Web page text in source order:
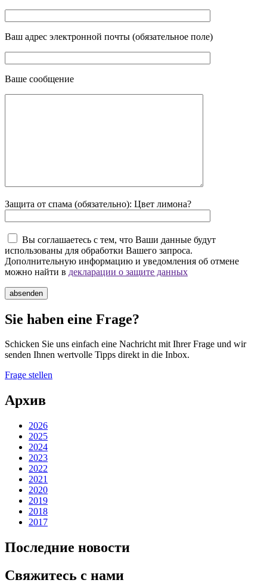
Ваш адрес электронной почты (обязательное поле)
Ваше сообщение
Защита от спама (обязательно): Цвет лимона?
Вы соглашаетесь с тем, что Ваши данные будут
использованы для обработки Вашего запроса.
Дополнительную информацию и уведомления об отмене
можно найти в декларации о защите данных
absenden
Sie haben eine Frage?
Schicken Sie uns einfach eine Nachricht mit Ihrer Frage und wir
senden Ihnen wertvolle Tipps direkt in die Inbox.
Frage stellen
Архив
2026
2025
2024
2023
2022
2021
2020
2019
2018
2017
Последние новости
Свяжитесь с нами